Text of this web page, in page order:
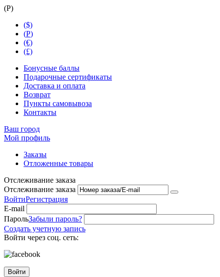
(Р)
($)
(Р)
(€)
(£)
Бонусные баллы
Подарочные сертификаты
Доставка и оплата
Возврат
Пункты самовывоза
Контакты
Ваш город
Мой профиль
Заказы
Отложенные товары
Отслеживание заказа
Отслеживание заказа
ВойтиРегистрация
E-mail
ПарольЗабыли пароль?
Создать учетную запись
Войти через соц. сеть:
Войти